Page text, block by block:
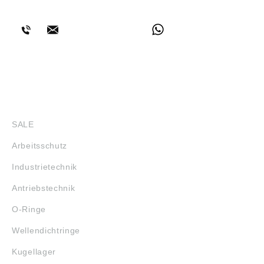
SALE
Arbeitsschutz
Industrietechnik
Antriebstechnik
O-Ringe
Wellendichtringe
Kugellager